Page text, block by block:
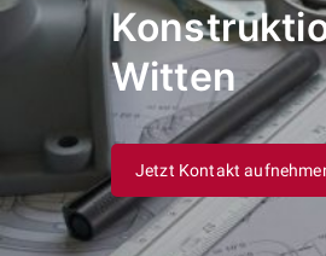
Witten
Jetzt Kontakt